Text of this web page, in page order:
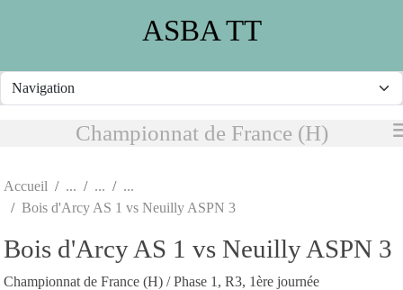
ASBA TT
Championnat de France (H)
Accueil
Bois d'Arcy AS 1 vs Neuilly ASPN 3
Bois d'Arcy AS 1 vs Neuilly ASPN 3
Championnat de France (H) / Phase 1, R3, 1ère journée